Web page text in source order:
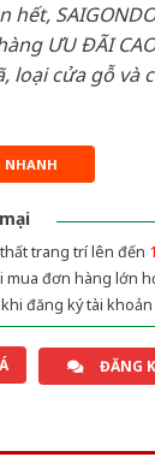
hết,
ƯU ĐÃI
loại cửa gỗ và
NHANH
trang trí lên đến
mua đơn hàng lớn
đăng ký tài
ĐĂNG